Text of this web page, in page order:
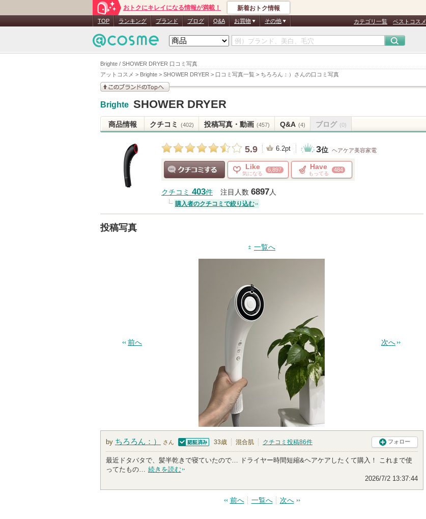
Brighte / SHOWER DRYER 口コミ写真
アットコスメ > Brighte > SHOWER DRYER > 口コミ写真一覧 > ちろろん：）さんの口コミ写真
おトクにキレイになる情報が満載！ 新着おトク情報
TOP ランキング ブランド ブログ Q&A お買物 その他 カテゴリ一覧 ベストコスメ
見る
Brighte SHOWER DRYER
商品情報 クチコミ (402) 投稿写真・動画 (457) Q&A (4) ブログ (0)
5.9 6.2pt 3位 ヘアケア美容家電
Like
気になる
6,897 Have
もってる
484
クチコミ 403件 注目人数 6897人
購入者のクチコミで絞り込む
投稿写真
一覧へ
前へ 次へ
by ちろろん：） さん
認証済
33歳 混合肌 クチコミ投稿86件 フォロー
最近ドタバタで、髪半乾きで寝ていたので… ドライヤー時間短縮&ヘアケアしたくて購入！ これまで使
ってたもの… 続きを読む
2026/7/2 13:37:44
前へ 一覧へ 次へ